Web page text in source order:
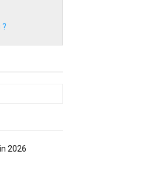
?
2026